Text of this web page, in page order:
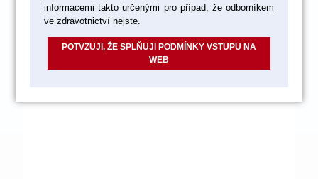
informacemi takto určenými pro případ, že odborníkem
ve zdravotnictví nejste.
POTVZUJI, ŽE SPLŇUJI PODMÍNKY VSTUPU NA
WEB